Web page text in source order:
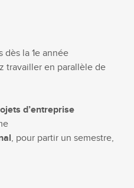
dès la 1e année
travailler en parallèle de
d’entreprise
, pour partir un semestre,